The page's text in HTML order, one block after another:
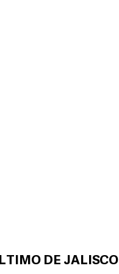
DE JALISCO